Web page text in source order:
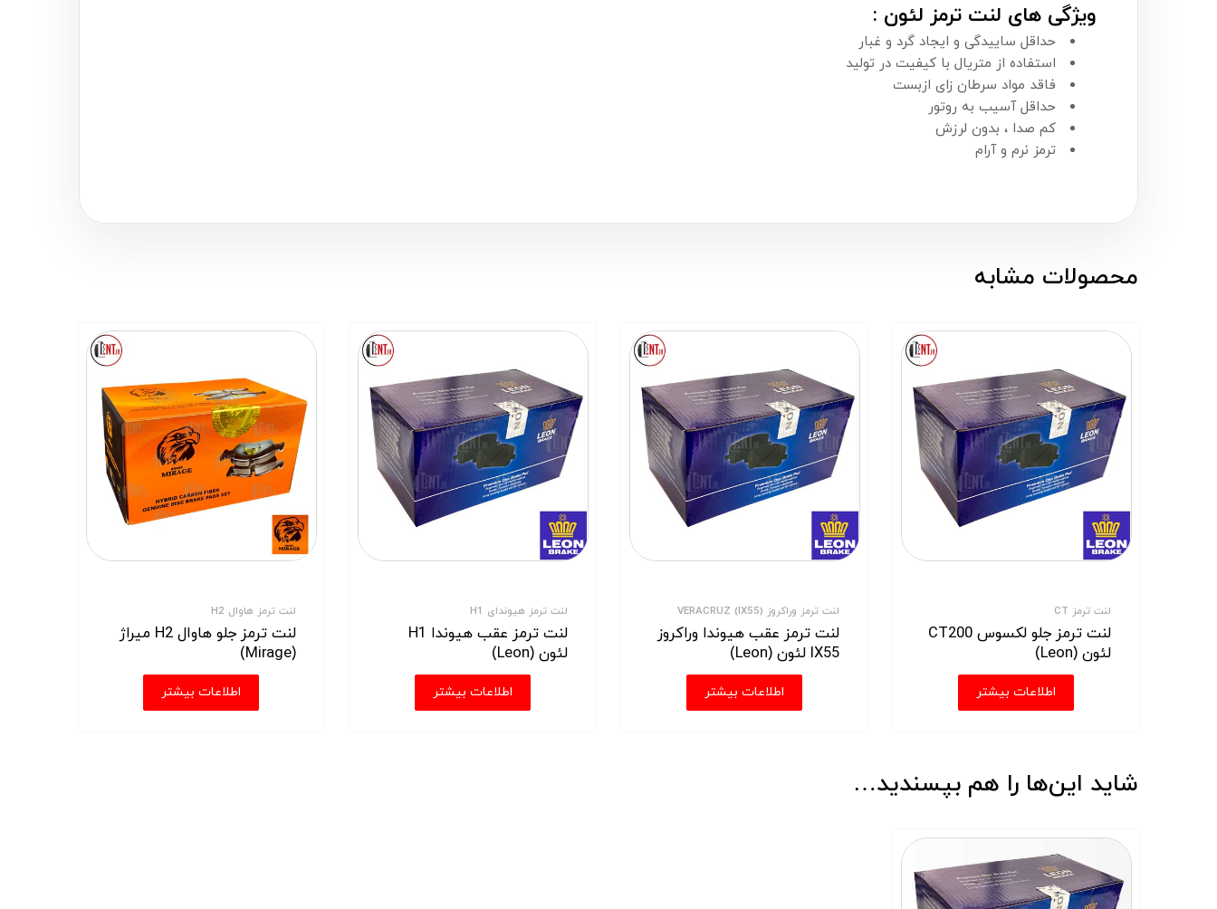
ویژگی های لنت ترمز لئون :
حداقل ساییدگی و ایجاد گرد و غبار
استفاده از متریال با کیفیت در تولید
فاقد مواد سرطان زای ازبست
حداقل آسیب به روتور
کم صدا ، بدون لرزش
ترمز نرم و آرام
شاید این‌ها را هم بپسندید…
محصولات مشابه
لنت ترمز CT
لنت ترمز جلو لکسوس CT200
لئون (Leon)
اطلاعات بیشتر
لنت ترمز وراکروز VERACRUZ (IX55)
لنت ترمز عقب هیوندا وراکروز
IX55 لئون (Leon)
اطلاعات بیشتر
لنت ترمز هیوندای H1
لنت ترمز عقب هیوندا H1
لئون (Leon)
اطلاعات بیشتر
لنت ترمز هاوال H2
لنت ترمز جلو هاوال H2 میراژ
(Mirage)
اطلاعات بیشتر